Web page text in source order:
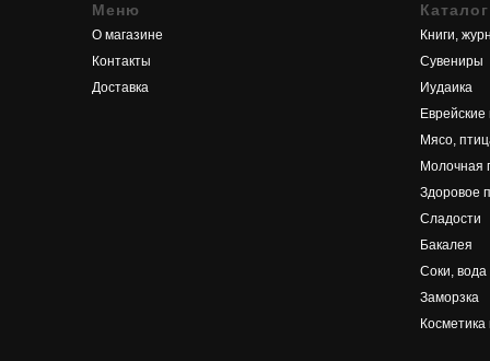
Меню
О магазине
Контакты
Доставка
Каталог
Книги,
Сувениры
Иудаика
Мясо,
Молочная
Здоровое
Сладости
Бакалея
Соки, вода
Заморзка